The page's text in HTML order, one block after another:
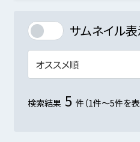
サムネイル
検索結果 5 件（1件～5件を表